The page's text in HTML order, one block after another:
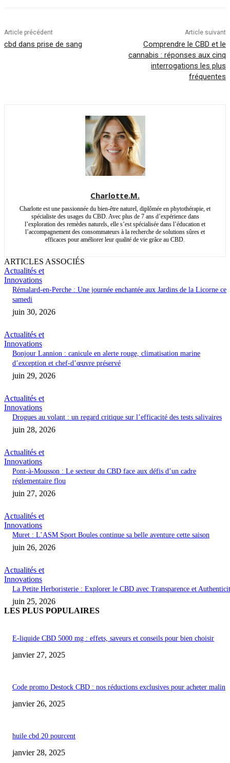
Article précédent
cbd dans prise de sang
Article suivant
Comprendre le CBD et le
cannabis : réponses aux cinq
interrogations les plus
fréquentes
Charlotte.M.
Charlotte est une passionnée du bien-être naturel, diplômée en phytothérapie, et
spécialiste des usages du CBD. Avec plus de 7 ans d’expérience dans
l’exploration des remèdes naturels, elle s’est spécialisée dans l’éducation et
l’accompagnement des consommateurs à la recherche de solutions sûres et
efficaces pour améliorer leur qualité de vie grâce au CBD.
ARTICLES ASSOCIÉS
Actualités et
Innovations
Rémalard-en-Perche : Une journée enchantée aux Jardins de la Licorne ce
samedi
juin 30, 2026
Actualités et
Innovations
Bonjour Lannion : canicule en alerte rouge, climatisation marine
d’exception et chef-d’œuvre préservé
juin 29, 2026
Actualités et
Innovations
Drogues au volant : un regard critique sur l’efficacité des tests salivaires
juin 28, 2026
Actualités et
Innovations
Pont-à-Mousson : Le secteur du CBD face aux défis d’un cadre
réglementaire flou
juin 27, 2026
Actualités et
Innovations
Muret : L’ASM Sport Boules continue sa belle aventure cette saison
juin 26, 2026
Actualités et
Innovations
La Petite Herboristerie : Explorer le CBD avec Transparence et
juin 25, 2026
LES PLUS POPULAIRES
E-liquide CBD 5000 mg : effets, saveurs et conseils pour bien choisir
janvier 27, 2025
Code promo Destock CBD : nos réductions exclusives pour acheter malin
janvier 26, 2025
huile cbd 20 pourcent
janvier 28, 2025